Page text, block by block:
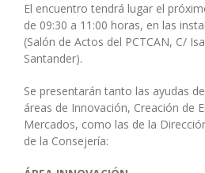
El encuentro tendrá lugar el
de 09:30 a 11:00 horas, en las
(Salón de Actos del PCTCAN, C/
Santander).
Se presentarán tanto las ayudas
áreas de Innovación, Creación de
Mercados, como las de la
de la Consejería: